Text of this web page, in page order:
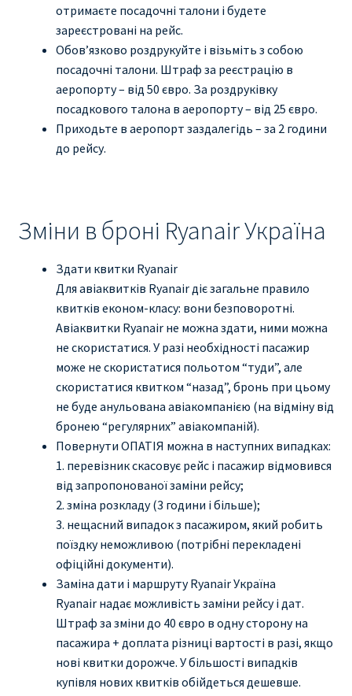
отримаєте посадочні талони і будете
зареєстровані на рейс.
Обов’язково роздрукуйте і візьміть з собою
посадочні талони. Штраф за реєстрацію в
аеропорту – від 50 євро. За роздруківку
посадкового талона в аеропорту – від 25 євро.
Приходьте в аеропорт заздалегідь – за 2 години
до рейсу.
Зміни в броні Ryanair Україна
Здати квитки Ryanair
Для авіаквитків Ryanair діє загальне правило
квитків економ-класу: вони безповоротні.
Авіаквитки Ryanair не можна здати, ними можна
не скористатися. У разі необхідності пасажир
може не скористатися польотом “туди”, але
скористатися квитком “назад”, бронь при цьому
не буде анульована авіакомпанією (на відміну від
бронею “регулярних” авіакомпаній).
Повернути ОПАТІЯ можна в наступних випадках:
1. перевізник скасовує рейс і пасажир відмовився
від запропонованої заміни рейсу;
2. зміна розкладу (3 години і більше);
3. нещасний випадок з пасажиром, який робить
поїздку неможливою (потрібні перекладені
офіційні документи).
Заміна дати і маршруту Ryanair Україна
Ryanair надає можливість заміни рейсу і дат.
Штраф за зміни до 40 євро в одну сторону на
пасажира + доплата різниці вартості в разі, якщо
нові квитки дорожче. У більшості випадків
купівля нових квитків обійдеться дешевше.